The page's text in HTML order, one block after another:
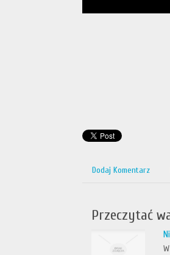
Dodaj Komentarz
Przeczytać